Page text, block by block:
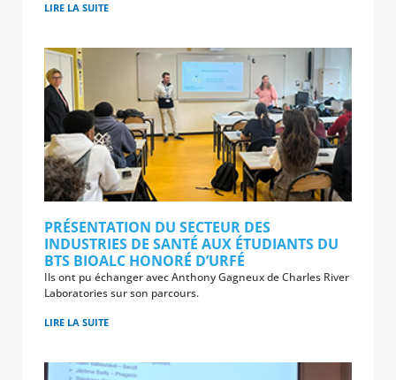
LIRE LA SUITE
PRÉSENTATION DU SECTEUR DES
INDUSTRIES DE SANTÉ AUX ÉTUDIANTS DU
BTS BIOALC HONORÉ D’URFÉ
Ils ont pu échanger avec Anthony Gagneux de Charles River
Laboratories sur son parcours.
LIRE LA SUITE